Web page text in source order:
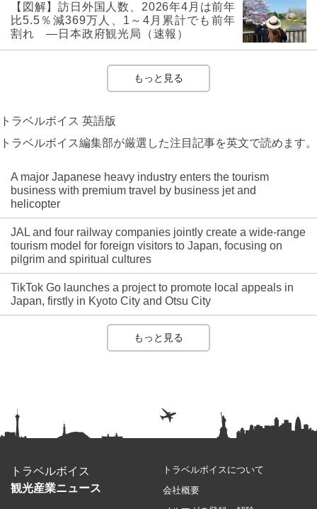
【図解】訪日外国人数、2026年4月は前年
比5.5％減369万人、1～4月累計でも前年
割れ ―日本政府観光局（速報）
もっと見る
トラベルボイス 英語版
トラベルボイス編集部が厳選した注目記事を英文で読めます。
A major Japanese heavy industry enters the tourism
business with premium travel by business jet and
helicopter
JAL and four railway companies jointly create a wide-range
tourism model for foreign visitors to Japan, focusing on
pilgrim and spiritual cultures
TikTok Go launches a project to promote local appeals in
Japan, firstly in Kyoto City and Otsu City
もっと見る
トラベルボイス
観光産業ニュース
トラベルボイスについて
会社概要